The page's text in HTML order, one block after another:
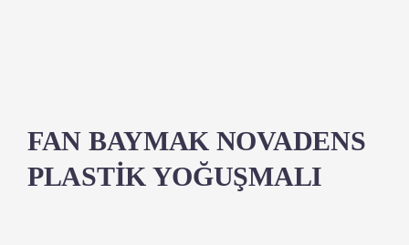
FAN BAYMAK NOVADENS
PLASTİK YOĞUŞMALI